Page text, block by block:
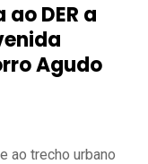
DER a
Agudo
ao trecho urbano